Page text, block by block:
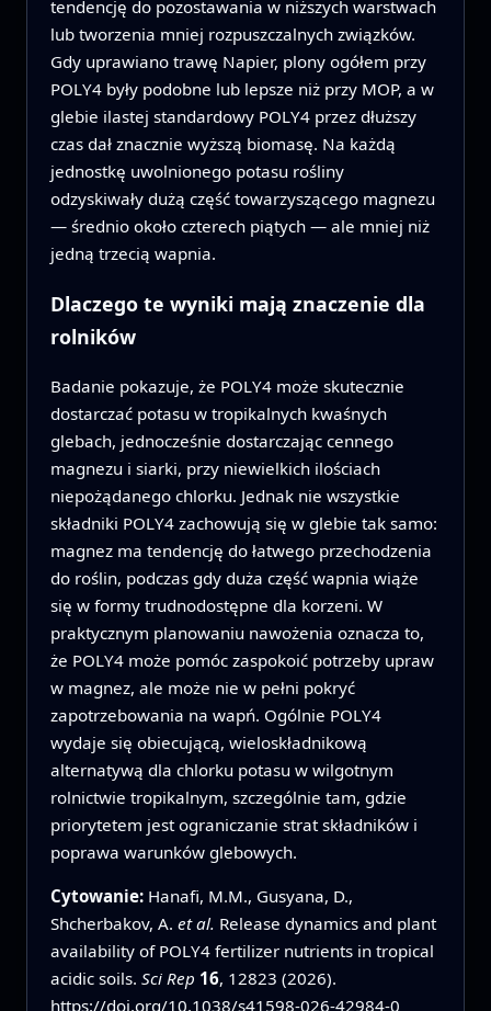
tendencję do pozostawania w niższych warstwach
lub tworzenia mniej rozpuszczalnych związków.
Gdy uprawiano trawę Napier, plony ogółem przy
POLY4 były podobne lub lepsze niż przy MOP, a w
glebie ilastej standardowy POLY4 przez dłuższy
czas dał znacznie wyższą biomasę. Na każdą
jednostkę uwolnionego potasu rośliny
odzyskiwały dużą część towarzyszącego magnezu
— średnio około czterech piątych — ale mniej niż
jedną trzecią wapnia.
Dlaczego te wyniki mają znaczenie dla
rolników
Badanie pokazuje, że POLY4 może skutecznie
dostarczać potasu w tropikalnych kwaśnych
glebach, jednocześnie dostarczając cennego
magnezu i siarki, przy niewielkich ilościach
niepożądanego chlorku. Jednak nie wszystkie
składniki POLY4 zachowują się w glebie tak samo:
magnez ma tendencję do łatwego przechodzenia
do roślin, podczas gdy duża część wapnia wiąże
się w formy trudnodostępne dla korzeni. W
praktycznym planowaniu nawożenia oznacza to,
że POLY4 może pomóc zaspokoić potrzeby upraw
w magnez, ale może nie w pełni pokryć
zapotrzebowania na wapń. Ogólnie POLY4
wydaje się obiecującą, wieloskładnikową
alternatywą dla chlorku potasu w wilgotnym
rolnictwie tropikalnym, szczególnie tam, gdzie
priorytetem jest ograniczanie strat składników i
poprawa warunków glebowych.
Cytowanie: Hanafi, M.M., Gusyana, D.,
Shcherbakov, A. et al. Release dynamics and plant
availability of POLY4 fertilizer nutrients in tropical
acidic soils. Sci Rep 16, 12823 (2026).
https://doi.org/10.1038/s41598-026-42984-0